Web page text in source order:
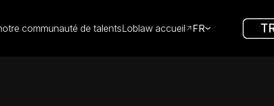
communauté de talentsLoblaw accueil FR